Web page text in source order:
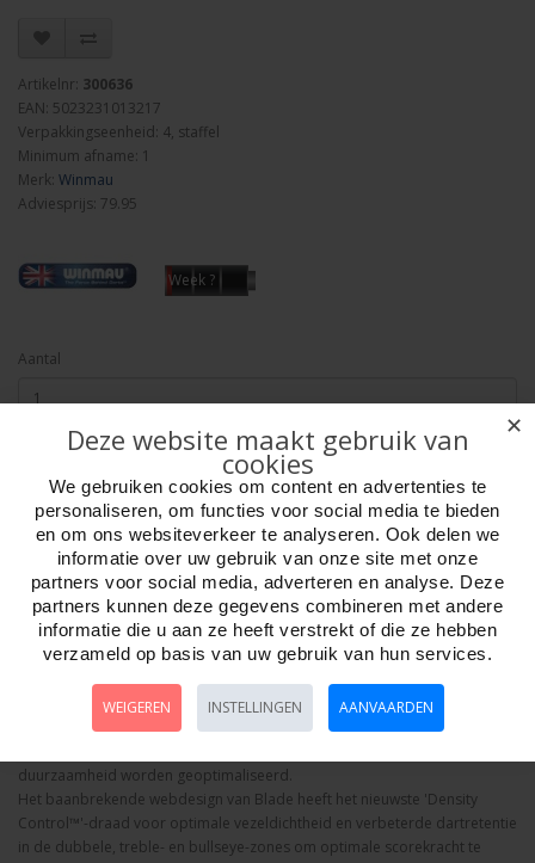
Artikelnr: 300636
EAN: 5023231013217
Verpakkingseenheid: 4, staffel
Minimum afname: 1
Merk: Winmau
Adviesprijs: 79.95
Week ?
Aantal
Bestellen
Omschrijving Foto hoge resolutie Details
De uitgekiende innovaties van Blade 6 Dual Core, een bewijs van
hoogwaardige prestaties en kwaliteit, zijn gemaakt voor de meest
ambitieuze dartspeler. De gepatenteerde Dual Core-dartbordbasis heeft
een naadloos, goed zichtbaar speeloppervlak en een geoptimaliseerde
kerndichtheid ontworpen voor een maximale score. Verminderde
dichtheid aan de buitenkern vergemakkelijkt een soepele penetratie van
de dart, terwijl de binnenkern met hoge dichtheid de overtollige
duurzaamheid worden geoptimaliseerd.
Het baanbrekende webdesign van Blade heeft het nieuwste 'Density
Control™'-draad voor optimale vezeldichtheid en verbeterde dartretentie
in de dubbele, treble- en bullseye-zones om optimale scorekracht te
✕
Deze website maakt gebruik van
cookies
We gebruiken cookies om content en advertenties te
personaliseren, om functies voor social media te bieden
en om ons websiteverkeer te analyseren. Ook delen we
informatie over uw gebruik van onze site met onze
partners voor social media, adverteren en analyse. Deze
partners kunnen deze gegevens combineren met andere
informatie die u aan ze heeft verstrekt of die ze hebben
verzameld op basis van uw gebruik van hun services.
WEIGEREN INSTELLINGEN AANVAARDEN